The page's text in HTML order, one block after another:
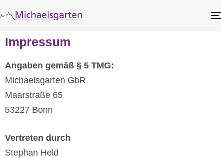
Impressum
Angaben gemäß § 5 TMG:
Michaelsgarten GbR
Maarstraße 65
53227 Bonn
Vertreten durch
Stephan Held